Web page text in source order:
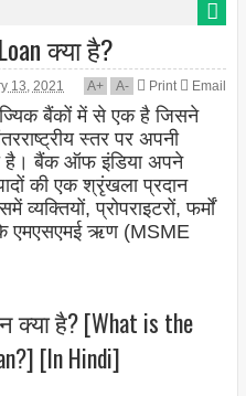
क्या है?
13, 2021 A+ A- Print Email
बैंकों में से एक है जिसने
स्तर पर अपनी
है। बैंक ऑफ इंडिया अपने
की एक श्रृंखला प्रदान
प्रोपराइटरों, फर्मों
के एमएसएमई ऋण (MSME
है? [What is the
[In Hindi]